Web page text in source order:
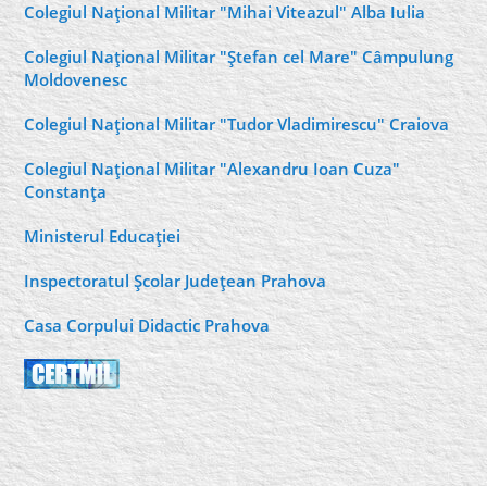
Colegiul Naţional Militar "Mihai Viteazul" Alba Iulia
Colegiul Naţional Militar "Ştefan cel Mare" Câmpulung
Moldovenesc
Colegiul Naţional Militar "Tudor Vladimirescu" Craiova
Colegiul Naţional Militar "Alexandru Ioan Cuza"
Constanţa
Ministerul Educaţiei
Inspectoratul Şcolar Judeţean Prahova
Casa Corpului Didactic Prahova